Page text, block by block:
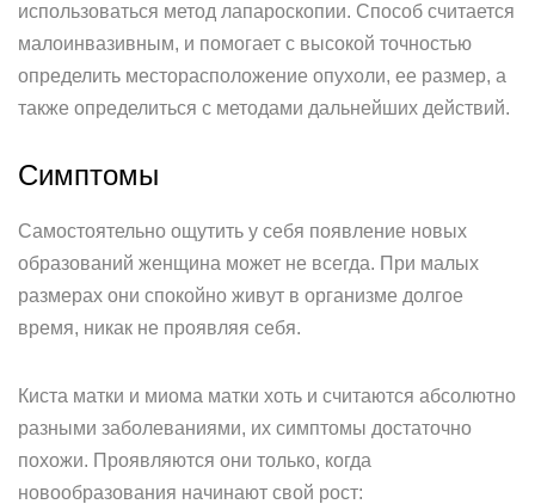
использоваться метод лапароскопии. Способ считается
малоинвазивным, и помогает с высокой точностью
определить месторасположение опухоли, ее размер, а
также определиться с методами дальнейших действий.
Симптомы
Самостоятельно ощутить у себя появление новых
образований женщина может не всегда. При малых
размерах они спокойно живут в организме долгое
время, никак не проявляя себя.
Киста матки и миома матки хоть и считаются абсолютно
разными заболеваниями, их симптомы достаточно
похожи. Проявляются они только, когда
новообразования начинают свой рост: